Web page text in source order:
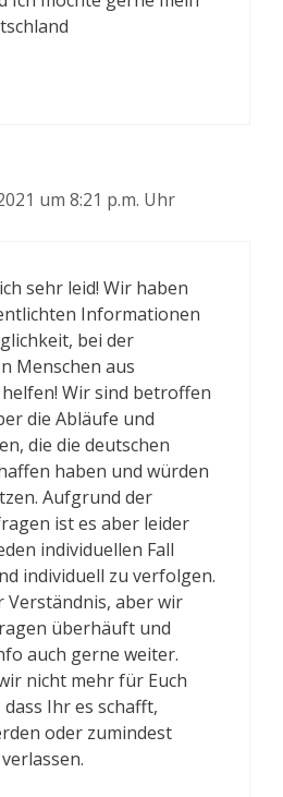
um 8:21 p.m. Uhr
sehr leid! Wir haben
Informationen
bei der
Menschen aus
Wir sind betroffen
die Abläufe und
die die deutschen
haben und würden
Aufgrund der
ist es aber leider
individuellen Fall
individuell zu verfolgen.
Verständnis, aber wir
überhäuft und
auch gerne weiter.
nicht mehr für Euch
Ihr es schafft,
oder zumindest